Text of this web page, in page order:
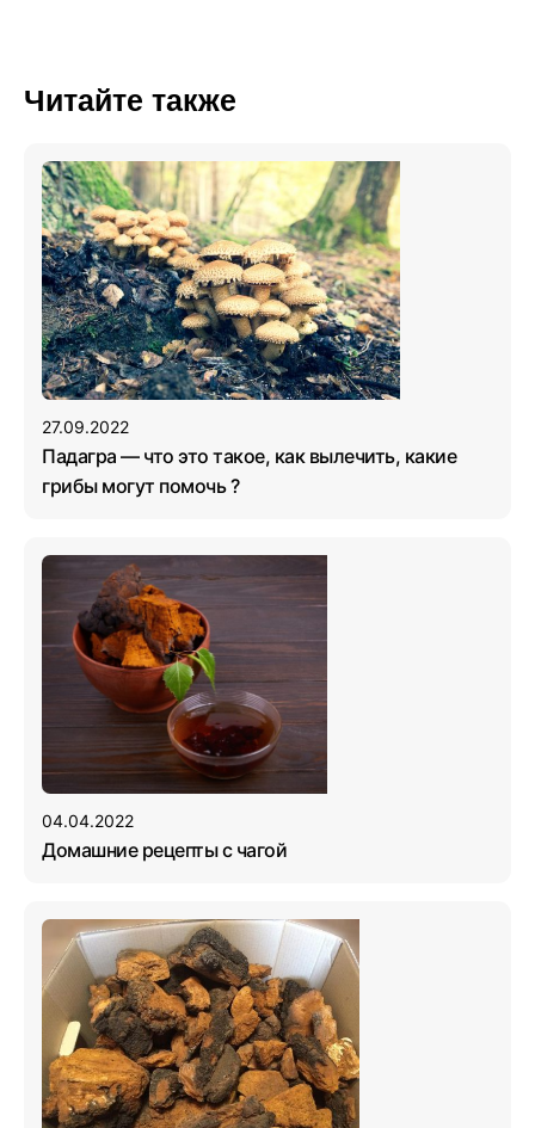
Читайте также
27.09.2022
Падагра — что это такое, как вылечить, какие
грибы могут помочь ?
04.04.2022
Домашние рецепты с чагой